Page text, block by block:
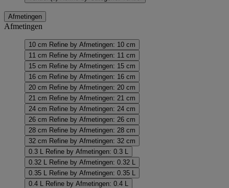
Afmetingen
Afmetingen
10 cm Refine by Afmetingen: 10 cm
11 cm Refine by Afmetingen: 11 cm
15 cm Refine by Afmetingen: 15 cm
16 cm Refine by Afmetingen: 16 cm
20 cm Refine by Afmetingen: 20 cm
21 cm Refine by Afmetingen: 21 cm
24 cm Refine by Afmetingen: 24 cm
26 cm Refine by Afmetingen: 26 cm
28 cm Refine by Afmetingen: 28 cm
32 cm Refine by Afmetingen: 32 cm
0.3 L
Refine by Afmetingen: 0.3 L
0.32 L
Refine by Afmetingen: 0.32 L
0.35 L
Refine by Afmetingen: 0.35 L
0.4 L
Refine by Afmetingen: 0.4 L